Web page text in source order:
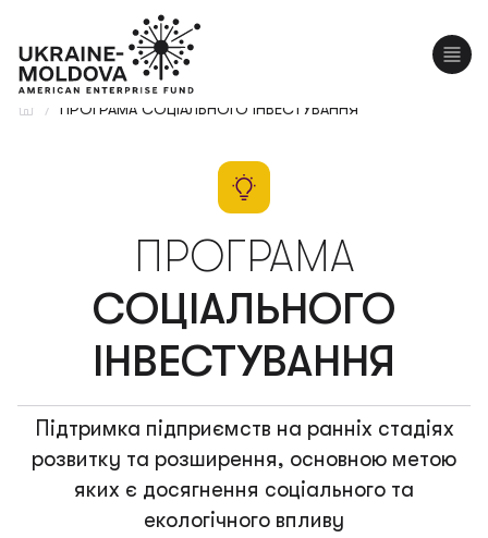
/ ПРОГРАМА СОЦІАЛЬНОГО ІНВЕСТУВАННЯ
ПРОГРАМА
СОЦІАЛЬНОГО
ІНВЕСТУВАННЯ
Підтримка підприємств на ранніх стадіях
розвитку та розширення, основною метою
яких є досягнення соціального та
екологічного впливу